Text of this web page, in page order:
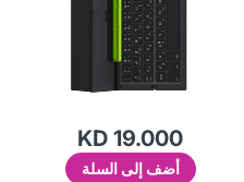
KD 19.000
أضف إلى السلة